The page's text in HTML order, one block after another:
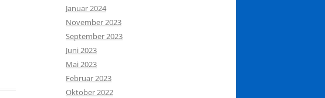
Januar 2024
November 2023
September 2023
Juni 2023
Mai 2023
Februar 2023
Oktober 2022